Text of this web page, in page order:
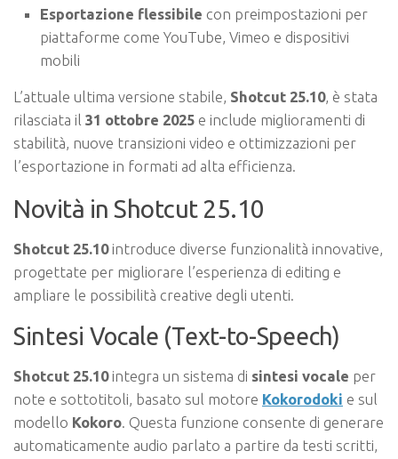
Esportazione flessibile con preimpostazioni per
piattaforme come YouTube, Vimeo e dispositivi
mobili
L’attuale ultima versione stabile, Shotcut 25.10, è stata
rilasciata il 31 ottobre 2025 e include miglioramenti di
stabilità, nuove transizioni video e ottimizzazioni per
l’esportazione in formati ad alta efficienza.
Novità in Shotcut 25.10
Shotcut 25.10introduce diverse funzionalità innovative,
progettate per migliorare l’esperienza di editing e
ampliare le possibilità creative degli utenti.
Sintesi Vocale (Text-to-Speech)
Shotcut 25.10integra un sistema di sintesi vocale per
note e sottotitoli, basato sul motore Kokorodoki e sul
modello Kokoro. Questa funzione consente di generare
automaticamente audio parlato a partire da testi scritti,